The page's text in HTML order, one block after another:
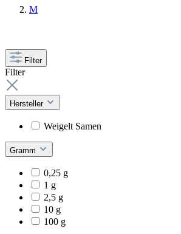
M
Filter
Filter
Hersteller
Weigelt Samen
Gramm
0,25 g
1 g
2,5 g
10 g
100 g